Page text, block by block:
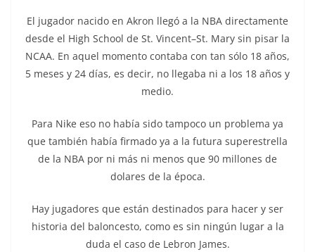
El jugador nacido en Akron llegó a la NBA directamente
desde el High School de St. Vincent–St. Mary sin pisar la
NCAA. En aquel momento contaba con tan sólo 18 años,
5 meses y 24 días, es decir, no llegaba ni a los 18 años y
medio.
Para Nike eso no había sido tampoco un problema ya
que también había firmado ya a la futura superestrella
de la NBA por ni más ni menos que 90 millones de
dolares de la época.
Hay jugadores que están destinados para hacer y ser
historia del baloncesto, como es sin ningún lugar a la
duda el caso de Lebron James.